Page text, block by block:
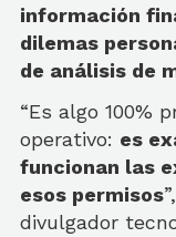
información
dilemas
de análisis de
“Es algo 100%
operativo: es
funcionan las
esos permisos
divulgador